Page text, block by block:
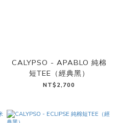
CALYPSO - APABLO 純棉
短TEE（經典黑）
NT$2,700